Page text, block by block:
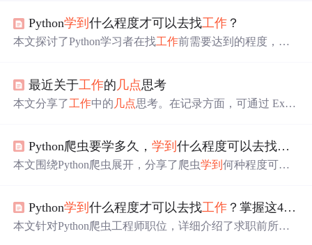
Python学到什么程度才可以去找工作 ？
本文探讨了Python学习者在找工作前需要达到的程度，重
数据处理以及前端知识。此外，还提到了Python面试的关
键点，包括Python基础知识、数据结构与算法、爬虫技术
最近关于工作的 几点思考
本文分享了工作中的 几点思考。在记录方面，可通过 Excel
有匠心精神、产品思维，重视自测与代码修改，用自动化
提升效率，勇于尝试新事物，激发团队潜能。
Python爬虫要学多久，学到什么程度可以去找工作
本文围绕Python爬虫展开，分享了爬虫学到何种程度可求
方法，如掌握框架、多做全站爬虫、积累实战项目经验；
最后提出通过尝试外包方案判断能力是否足够。
Python学到什么程度才可以去找工作 ？掌握这4点足够了！
本文针对Python爬虫工程师职位，详细介绍了求职前所需